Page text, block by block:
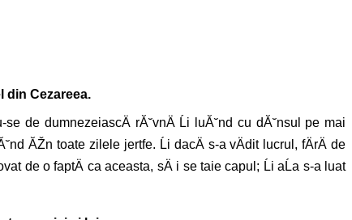
din Cezareea.
se de dumnezeiascÄ rĂ˘vnÄ Ĺi luĂ˘nd cu dĂ˘nsul pe mai
ĂŽn toate zilele jertfe. Ĺi dacÄ s-a vÄdit lucrul, fÄrÄ de
de o faptÄ ca aceasta, sÄ i se taie capul; Ĺi aĹa s-a luat